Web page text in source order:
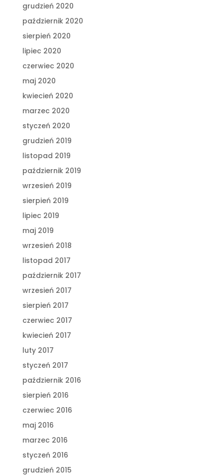
grudzień 2020
październik 2020
sierpień 2020
lipiec 2020
czerwiec 2020
maj 2020
kwiecień 2020
marzec 2020
styczeń 2020
grudzień 2019
listopad 2019
październik 2019
wrzesień 2019
sierpień 2019
lipiec 2019
maj 2019
wrzesień 2018
listopad 2017
październik 2017
wrzesień 2017
sierpień 2017
czerwiec 2017
kwiecień 2017
luty 2017
styczeń 2017
październik 2016
sierpień 2016
czerwiec 2016
maj 2016
marzec 2016
styczeń 2016
grudzień 2015